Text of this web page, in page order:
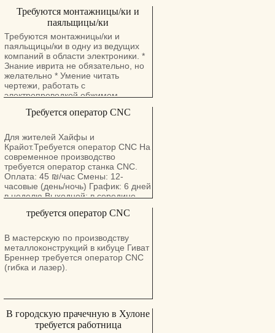
Требуются монтажницы/ки и
паяльщицы/ки
Требуются монтажницы/ки и
паяльщицы/ки в одну из ведущих
компаний в области электроники. *
Знание иврита не обязательно, но
желательно * Умение читать
чертежи, работать с
электропроводкой обжимом
пайкой - желательно, но не
дней в неделю * Работа в Ришон
Леционе недалеко от
железнодорожной станции Дружный
коллектив, приятная атмосфера
много русскоговорящих *
Дополнительная информация по
телефону 052–8320913 Лера *
адрес accounting@avdor.com
Требуется оператор CNC
Для жителей Хайфы и
Крайот.Требуется оператор CNC На
современное производство
требуется оператор станка CNC.
Оплата: 45 ₪/час Смены: 12-
часовые (день/ночь) График: 6 дней
в неделю Выходной: в середине
Требования: — технические навыки
работа на современном
производстве, хорошие условия.
требуется оператор CNC
В мастерскую по производству
металлоконструкций в кибуце Гиват
Бреннер требуется оператор CNC
(гибка и лазер).
В городскую прачечную в Хулоне
требуется работница